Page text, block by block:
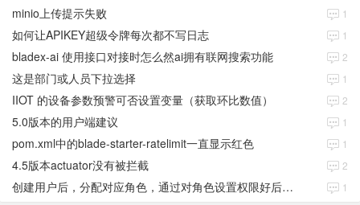
minio上传提示失败 1
如何让APIKEY超级令牌每次都不写日志 1
bladex-ai 使用接口对接时怎么然ai拥有联网搜索功能 2
这是部门或人员下拉选择 1
IIOT 的设备参数预警可否设置变量（获取环比数值） 2
5.0版本的用户端建议 1
pom.xml中的blade-starter-ratelimit一直显示红色 1
4.5版本actuator没有被拦截 2
创建用户后，分配对应角色，通过对角色设置权限好后，登录当前用户后。查看不到当前已分配对应角色权限数据 1